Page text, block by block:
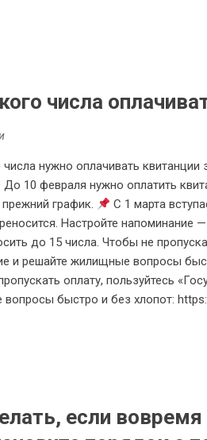
числа
нужно оплачивать
До 10 февраля нужно оплатить
график.
С 1 марта
Настройте
до 15 числа. Чтобы не
и решайте жилищные вопросы
оплату, пользуйтесь
быстро и без хлопот:
если